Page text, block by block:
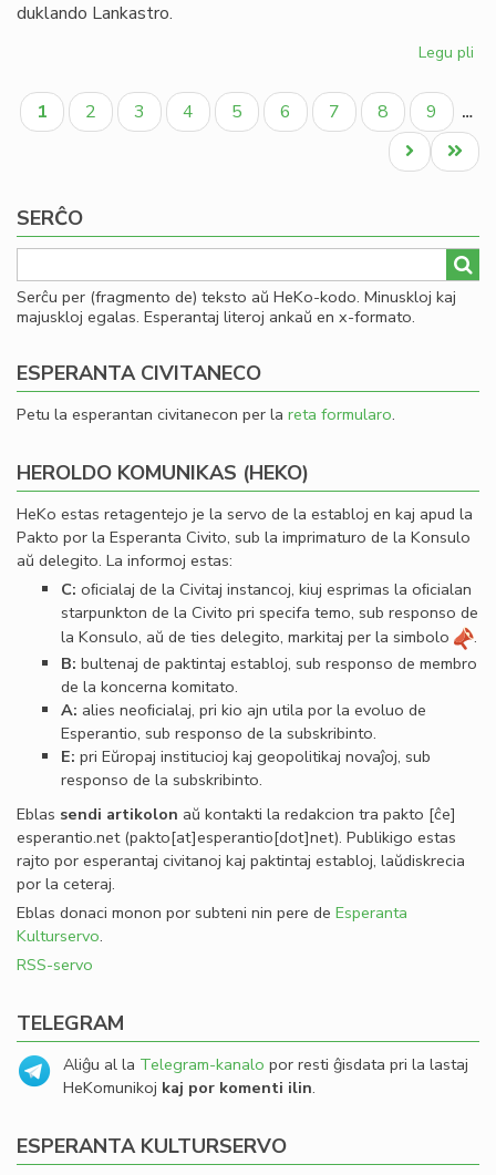
duklando Lankastro.
Legu pli
Pagination
Aktuala
paĝo
1 Paĝo
2 Paĝo
3 Paĝo
4 Paĝo
5 Paĝo
6 Paĝo
7 Paĝo
8 Paĝo
9 …
Last
page
Next
page
SERĈO
Serĉu per (fragmento de) teksto aŭ HeKo-kodo. Minuskloj kaj
majuskloj egalas. Esperantaj literoj ankaŭ en x-formato.
ESPERANTA CIVITANECO
Petu la esperantan civitanecon per la reta formularo.
HEROLDO KOMUNIKAS (HEKO)
HeKo estas retagentejo je la servo de la establoj en kaj apud la
Pakto por la Esperanta Civito, sub la imprimaturo de la Konsulo
aŭ delegito. La informoj estas:
C: oﬁcialaj de la Civitaj instancoj, kiuj esprimas la oﬁcialan
starpunkton de la Civito pri specifa temo, sub responso de
la Konsulo, aŭ de ties delegito, markitaj per la simbolo
.
B: bultenaj de paktintaj establoj, sub responso de membro
de la koncerna komitato.
A: alies neoﬁcialaj, pri kio ajn utila por la evoluo de
Esperantio, sub responso de la subskribinto.
E: pri Eŭropaj institucioj kaj geopolitikaj novaĵoj, sub
responso de la subskribinto.
Eblas sendi artikolon aŭ kontakti la redakcion tra pakto [ĉe]
esperantio.net(pakto[at]esperantio[dot]net). Publikigo estas
rajto por esperantaj civitanoj kaj paktintaj establoj, laŭdiskrecia
por la ceteraj.
Eblas donaci monon por subteni nin pere de Esperanta
Kulturservo.
RSS-servo
TELEGRAM
Aliĝu al la Telegram-kanalo por resti ĝisdata pri la lastaj
HeKomunikoj kaj por komenti ilin.
ESPERANTA KULTURSERVO